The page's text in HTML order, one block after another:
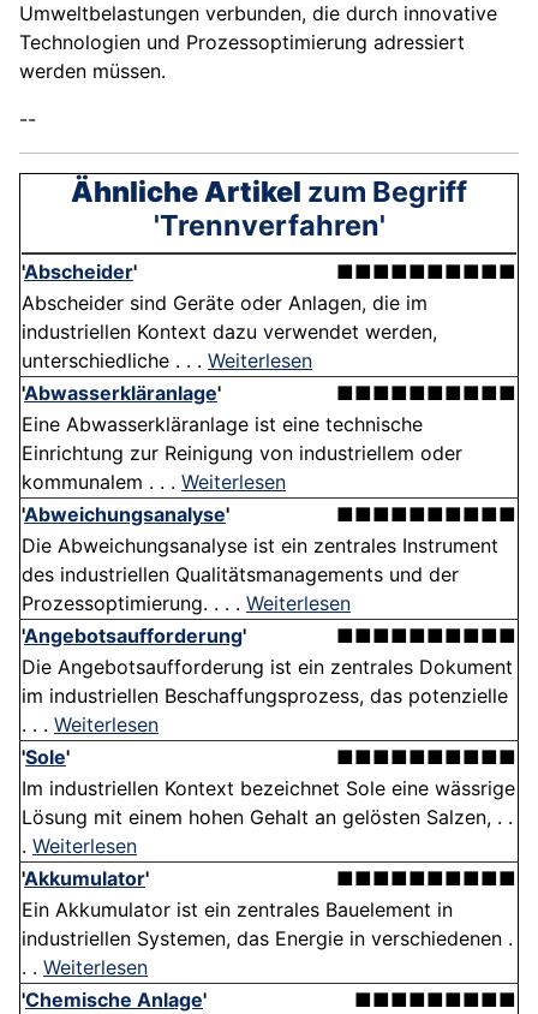
Umweltbelastungen verbunden, die durch innovative
Technologien und Prozessoptimierung adressiert
werden müssen.
--
Ähnliche Artikel zum Begriff
'Trennverfahren'
'Abscheider'
■■■■■■■■■■
Abscheider sind Geräte oder Anlagen, die im
industriellen Kontext dazu verwendet werden,
unterschiedliche . . . Weiterlesen
'Abwasserkläranlage'
■■■■■■■■■■
Eine Abwasserkläranlage ist eine technische
Einrichtung zur Reinigung von industriellem oder
kommunalem . . . Weiterlesen
'Abweichungsanalyse'
■■■■■■■■■■
Die Abweichungsanalyse ist ein zentrales Instrument
des industriellen Qualitätsmanagements und der
Prozessoptimierung. . . . Weiterlesen
'Angebotsaufforderung'
■■■■■■■■■■
Die Angebotsaufforderung ist ein zentrales Dokument
im industriellen Beschaffungsprozess, das potenzielle
. . . Weiterlesen
'Sole'
■■■■■■■■■■
Im industriellen Kontext bezeichnet Sole eine wässrige
Lösung mit einem hohen Gehalt an gelösten Salzen, . .
. Weiterlesen
'Akkumulator'
■■■■■■■■■■
Ein Akkumulator ist ein zentrales Bauelement in
industriellen Systemen, das Energie in verschiedenen .
. . Weiterlesen
'Chemische Anlage'
■■■■■■■■■